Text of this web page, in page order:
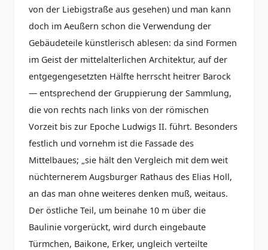
von der Liebigstraße aus gesehen) und man kann
doch im Aeußern schon die Verwendung der
Gebäudeteile künstlerisch ablesen: da sind Formen
im Geist der mittelalterlichen Architektur, auf der
entgegengesetzten Hälfte herrscht heitrer Barock
— entsprechend der Gruppierung der Sammlung,
die von rechts nach links von der römischen
Vorzeit bis zur Epoche Ludwigs II. führt. Besonders
festlich und vornehm ist die Fassade des
Mittelbaues; „sie hält den Vergleich mit dem weit
nüchternerem Augsburger Rathaus des Elias Holl,
an das man ohne weiteres denken muß, weitaus.
Der östliche Teil, um beinahe 10 m über die
Baulinie vorgerückt, wird durch eingebaute
Türmchen, Baikone, Erker, ungleich verteilte